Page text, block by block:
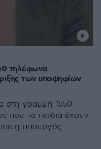
τηλέφωνα
των υποψηφίων
στη γραμμή 1550
που τα παιδιά έχουν
η υπουργός